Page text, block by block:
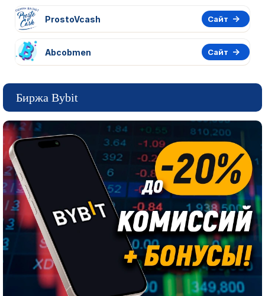
ProstoVcash Сайт
Abcobmen Сайт
Биржа Bybit